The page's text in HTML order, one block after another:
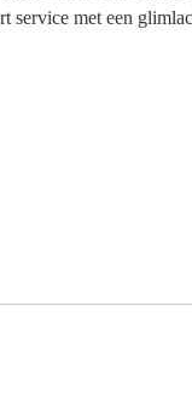
service met een